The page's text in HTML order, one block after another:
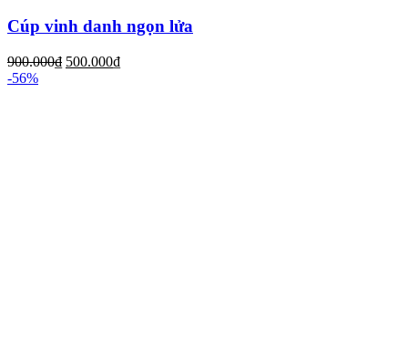
Cúp vinh danh ngọn lửa
900.000₫ 500.000₫
-56%